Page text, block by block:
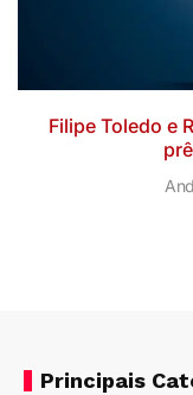
Filipe Toledo e
Principais